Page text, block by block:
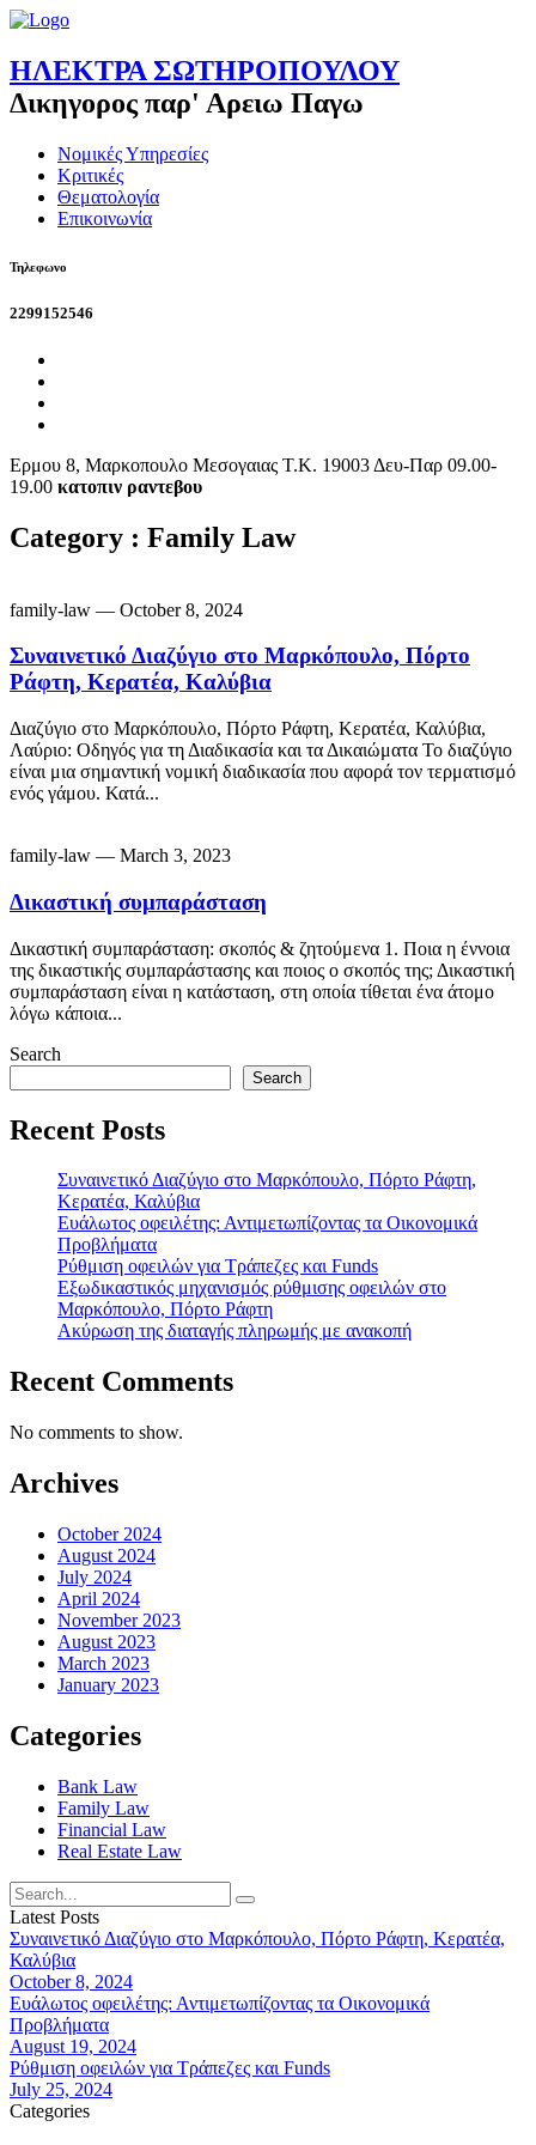
ΗΛΕΚΤΡΑ ΣΩΤΗΡΟΠΟΥΛΟΥ
Δικηγορος παρ' Αρειω Παγω
Νομικές Υπηρεσίες
Κριτικές
Θεματολογία
Επικοινωνία
Τηλεφωνο
2299152546
Ερμου 8, Μαρκοπουλο Μεσογαιας Τ.Κ. 19003 Δευ-Παρ 09.00-
19.00 κατοπιν ραντεβου
Category : Family Law
family-law — October 8, 2024
Συναινετικό Διαζύγιο στο Μαρκόπουλο, Πόρτο
Ράφτη, Κερατέα, Καλύβια
Διαζύγιο στο Μαρκόπουλο, Πόρτο Ράφτη, Κερατέα, Καλύβια,
Λαύριο: Οδηγός για τη Διαδικασία και τα Δικαιώματα Το διαζύγιο
είναι μια σημαντική νομική διαδικασία που αφορά τον τερματισμό
ενός γάμου. Κατά...
family-law — March 3, 2023
Δικαστική συμπαράσταση
Δικαστική συμπαράσταση: σκοπός & ζητούμενα 1. Ποια η έννοια
της δικαστικής συμπαράστασης και ποιος ο σκοπός της; Δικαστική
συμπαράσταση είναι η κατάσταση, στη οποία τίθεται ένα άτομο
λόγω κάποια...
Search
Search
Recent Posts
Συναινετικό Διαζύγιο στο Μαρκόπουλο, Πόρτο Ράφτη,
Κερατέα, Καλύβια
Ευάλωτος οφειλέτης: Αντιμετωπίζοντας τα Οικονομικά
Προβλήματα
Ρύθμιση οφειλών για Τράπεζες και Funds
Εξωδικαστικός μηχανισμός ρύθμισης οφειλών στο
Μαρκόπουλο, Πόρτο Ράφτη
Ακύρωση της διαταγής πληρωμής με ανακοπή
Recent Comments
No comments to show.
Archives
October 2024
August 2024
July 2024
April 2024
November 2023
August 2023
March 2023
January 2023
Categories
Bank Law
Family Law
Financial Law
Real Estate Law
Latest Posts
Συναινετικό Διαζύγιο στο Μαρκόπουλο, Πόρτο Ράφτη, Κερατέα,
Καλύβια
October 8, 2024
Ευάλωτος οφειλέτης: Αντιμετωπίζοντας τα Οικονομικά
Προβλήματα
August 19, 2024
Ρύθμιση οφειλών για Τράπεζες και Funds
July 25, 2024
Categories